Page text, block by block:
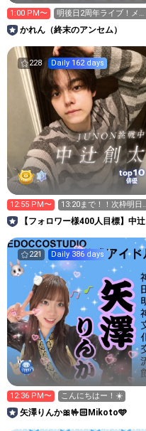
1:00 PM〜
明後日2周年ライブ！メン
バー紹介
かれん（終末のアンセム）
228 Daily 162 days
top10
俳優
12:55 PM〜
13:20まで！！次枠明日
の20:45〜
【フォロワー様400人目標】中辻
221 Daily 386 days
12:36 PM〜 こんにちはー！☀️
矢澤りんか🎀🤟🏻Mikoto🩵